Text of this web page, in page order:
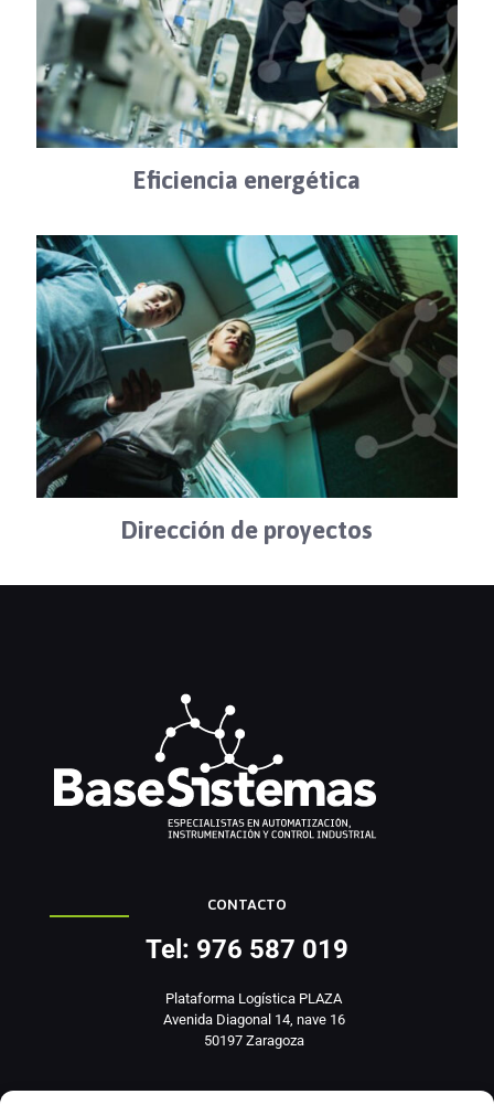
Eficiencia energética
Dirección de proyectos
CONTACTO
Tel: 976 587 019
Plataforma Logística PLAZA
Avenida Diagonal 14, nave 16
50197 Zaragoza